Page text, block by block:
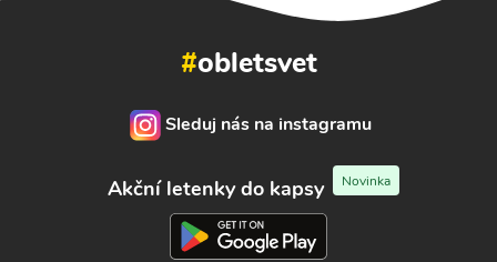
#obletsvet
Sleduj nás na instagramu
Akční letenky do kapsy Novinka